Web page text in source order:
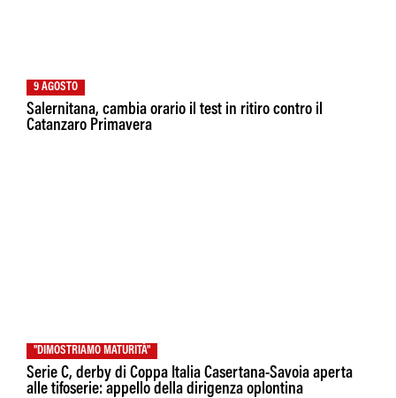
9 AGOSTO
Salernitana, cambia orario il test in ritiro contro il
Catanzaro Primavera
"DIMOSTRIAMO MATURITÀ"
Serie C, derby di Coppa Italia Casertana-Savoia aperta
alle tifoserie: appello della dirigenza oplontina